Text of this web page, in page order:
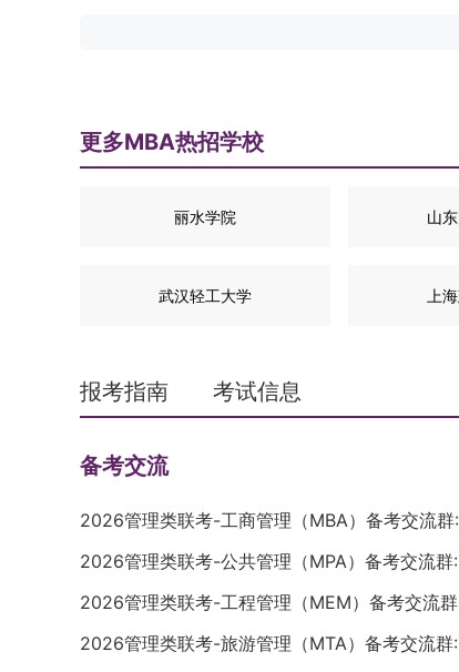
更多MBA热招学校
丽水学院 山
武汉轻工大学 上
报考指南 考试信息
备考交流
2026管理类联考-工商管理（MBA）备考交流群:
2026管理类联考-公共管理（MPA）备考交流群:
2026管理类联考-工程管理（MEM）备考交流
2026管理类联考-旅游管理（MTA）备考交流群: